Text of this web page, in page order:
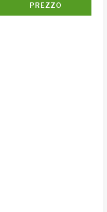
PREZZO